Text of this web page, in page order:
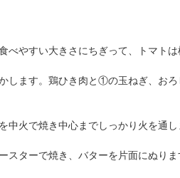
やすい大きさにちぎって、トマトは
ます。鶏ひき肉と①の玉ねぎ、お
火で焼き中心までしっかり火を通し
ターで焼き、バターを片面にぬりま